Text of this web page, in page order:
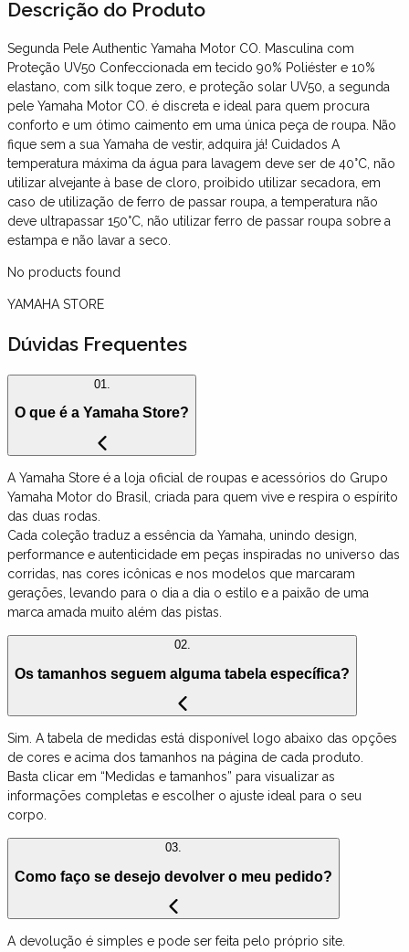
Descrição do Produto
Segunda Pele Authentic Yamaha Motor CO. Masculina com
Proteção UV50 Confeccionada em tecido 90% Poliéster e 10%
elastano, com silk toque zero, e proteção solar UV50, a segunda
pele Yamaha Motor CO. é discreta e ideal para quem procura
conforto e um ótimo caimento em uma única peça de roupa. Não
fique sem a sua Yamaha de vestir, adquira já! Cuidados A
temperatura máxima da água para lavagem deve ser de 40°C, não
utilizar alvejante à base de cloro, proibido utilizar secadora, em
caso de utilização de ferro de passar roupa, a temperatura não
deve ultrapassar 150°C, não utilizar ferro de passar roupa sobre a
estampa e não lavar a seco.
No products found
YAMAHA STORE
Dúvidas Frequentes
01.
O que é a Yamaha Store?
A Yamaha Store é a loja oficial de roupas e acessórios do Grupo
Yamaha Motor do Brasil, criada para quem vive e respira o espírito
das duas rodas.
Cada coleção traduz a essência da Yamaha, unindo design,
performance e autenticidade em peças inspiradas no universo das
corridas, nas cores icônicas e nos modelos que marcaram
gerações, levando para o dia a dia o estilo e a paixão de uma
marca amada muito além das pistas.
02.
Os tamanhos seguem alguma tabela específica?
Sim. A tabela de medidas está disponível logo abaixo das opções
de cores e acima dos tamanhos na página de cada produto.
Basta clicar em “Medidas e tamanhos” para visualizar as
informações completas e escolher o ajuste ideal para o seu
corpo.
03.
Como faço se desejo devolver o meu pedido?
A devolução é simples e pode ser feita pelo próprio site.